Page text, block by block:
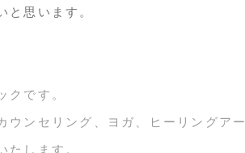
と思います。
クです。
ウンセリング、ヨガ、ヒーリングアー
たします。